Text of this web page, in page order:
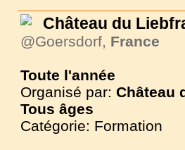
Château du
@Goersdorf, France
Toute l'année
Organisé par: Château
Tous âges
Catégorie: Formation